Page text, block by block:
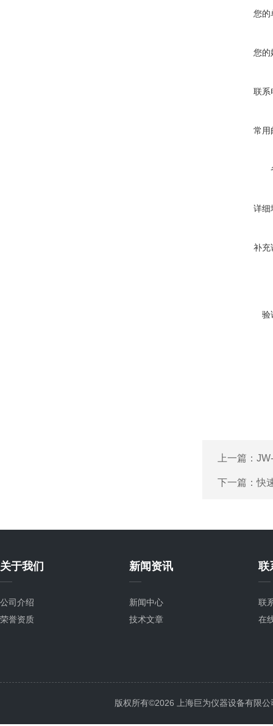
您的
您的
联系
常用
详细
补充
验
上一篇：
下一篇：快
关于我们
公司介绍
荣誉资质
新闻资讯
新闻中心
技术文章
联
联
在
版权所有©2026 上海巨为仪器设备有限